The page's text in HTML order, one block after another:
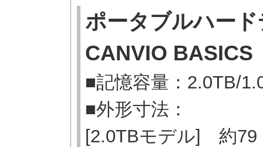
ポータブルハー
CANVIO BASICS
■記憶容量：2.0TB/
■外形寸法：
[2.0TBモデル] 約79